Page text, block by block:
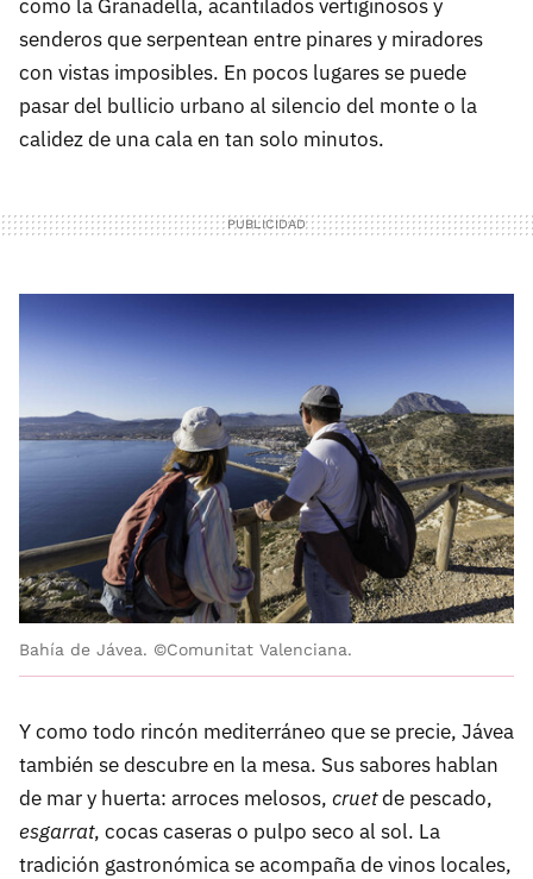
como la Granadella, acantilados vertiginosos y
senderos que serpentean entre pinares y miradores
con vistas imposibles. En pocos lugares se puede
pasar del bullicio urbano al silencio del monte o la
calidez de una cala en tan solo minutos.
Bahía de Jávea. ©Comunitat Valenciana.
Y como todo rincón mediterráneo que se precie, Jávea
también se descubre en la mesa. Sus sabores hablan
de mar y huerta: arroces melosos, cruetde pescado,
esgarrat, cocas caseras o pulpo seco al sol. La
tradición gastronómica se acompaña de vinos locales,